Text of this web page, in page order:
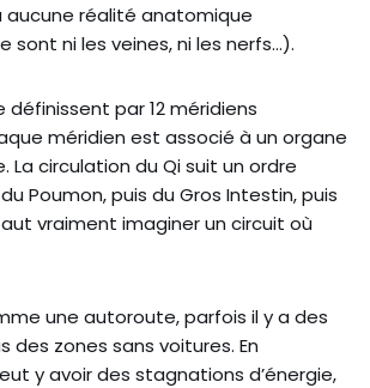
réalité anatomique
sont ni les veines, ni les nerfs…).
définissent par 12 méridiens
méridien est associé à un organe
La circulation du Qi suit un ordre
Poumon, puis du Gros Intestin, puis
vraiment imaginer un circuit où
une autoroute, parfois il y a des
des zones sans voitures. En
y avoir des stagnations d’énergie,